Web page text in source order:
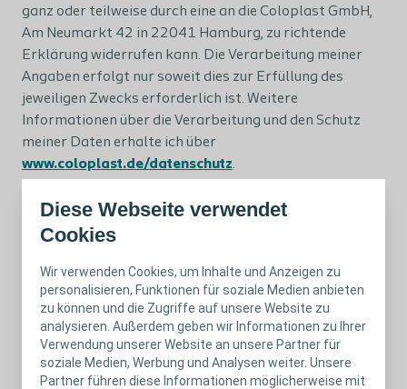
Diese Webseite verwendet
Cookies
Wir verwenden Cookies, um Inhalte und Anzeigen zu
personalisieren, Funktionen für soziale Medien anbieten
zu können und die Zugriffe auf unsere Website zu
analysieren. Außerdem geben wir Informationen zu Ihrer
Verwendung unserer Website an unsere Partner für
soziale Medien, Werbung und Analysen weiter. Unsere
Partner führen diese Informationen möglicherweise mit
ganz oder teilweise durch eine an die Coloplast GmbH,
Am Neumarkt 42 in 22041 Hamburg, zu richtende
Erklärung widerrufen kann. Die Verarbeitung meiner
Angaben erfolgt nur soweit dies zur Erfüllung des
jeweiligen Zwecks erforderlich ist. Weitere
Informationen über die Verarbeitung und den Schutz
meiner Daten erhalte ich über
www.coloplast.de/datenschutz.
Coloplast Homecare ist ein Geschäftsbereich der
Coloplast GmbH.
Coloplast ist ein Unternehmen, das sich für den Schutz
Ihrer Daten stark macht.